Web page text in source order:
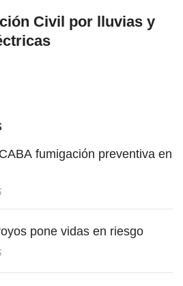
Civil por lluvias y
fumigación preventiva en
pone vidas en riesgo